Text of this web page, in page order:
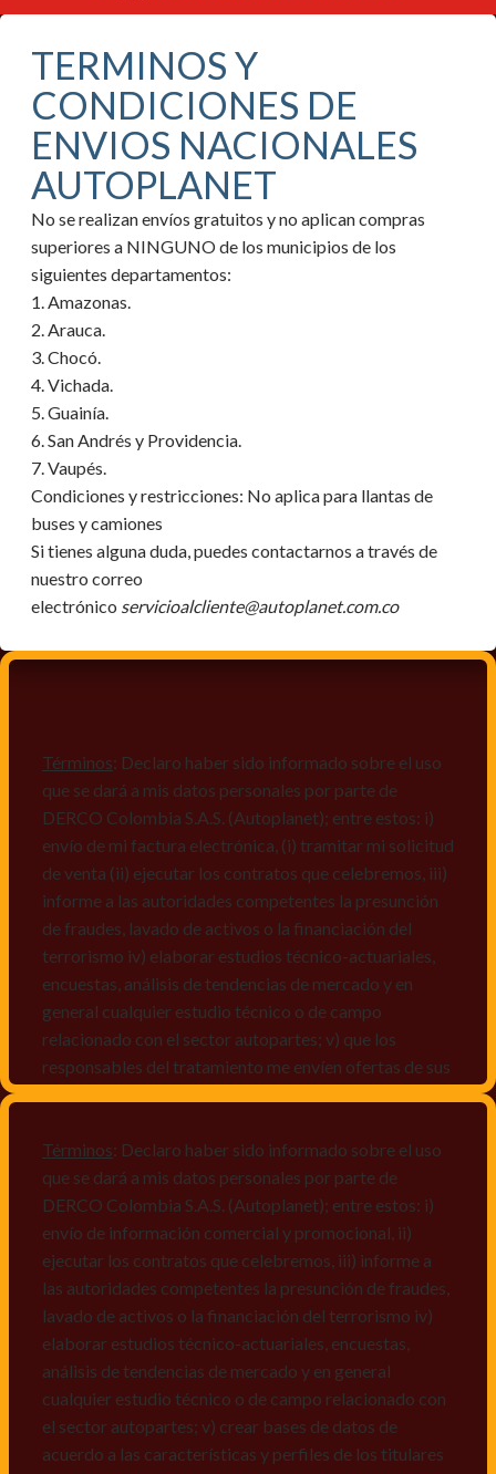
TERMINOS Y
CONDICIONES DE
ENVIOS NACIONALES
AUTOPLANET
No se realizan envíos gratuitos y no aplican compras
superiores a NINGUNO de los municipios de los
siguientes departamentos:
1. Amazonas.
2. Arauca.
3. Chocó.
4. Vichada.
5. Guainía.
6. San Andrés y Providencia.
7. Vaupés.
Condiciones y restricciones: No aplica para llantas de
buses y camiones
Si tienes alguna duda, puedes contactarnos a través de
nuestro correo
electrónico servicioalcliente@autoplanet.com.co
Términos: Declaro haber sido informado sobre el uso
que se dará a mis datos personales por parte de
DERCO Colombia S.A.S. (Autoplanet); entre estos: i)
envío de mi factura electrónica, (i) tramitar mi solicitud
de venta (ii) ejecutar los contratos que celebremos, iii)
informe a las autoridades competentes la presunción
de fraudes, lavado de activos o la financiación del
terrorismo iv) elaborar estudios técnico-actuariales,
encuestas, análisis de tendencias de mercado y en
general cualquier estudio técnico o de campo
relacionado con el sector autopartes; v) que los
responsables del tratamiento me envíen ofertas de sus
mismos, vi) crear bases de datos de acuerdo a las
características y perfiles de los titulares de Datos
Personales, v) encuestas de satisfacción, vi) reportes
recall.
Declaro que puedo acceder a la política de protección
de datos personales de Derco en la
direcciónwww.autoplanet.com.co, igualmente,
manifiesto que he sido informado sobre mis derechos
a conocer, actualizar, rectificar, suprimir, solicitar
prueba: i) de autorización y ii) finalidad, presentar
quejas y/o reclamos en canales de
Términos: Declaro haber sido informado sobre el uso
que se dará a mis datos personales por parte de
DERCO Colombia S.A.S. (Autoplanet); entre estos: i)
envío de información comercial y promocional, ii)
ejecutar los contratos que celebremos, iii) informe a
las autoridades competentes la presunción de fraudes,
lavado de activos o la financiación del terrorismo iv)
elaborar estudios técnico-actuariales, encuestas,
análisis de tendencias de mercado y en general
cualquier estudio técnico o de campo relacionado con
el sector autopartes; v) crear bases de datos de
acuerdo a las características y perfiles de los titulares